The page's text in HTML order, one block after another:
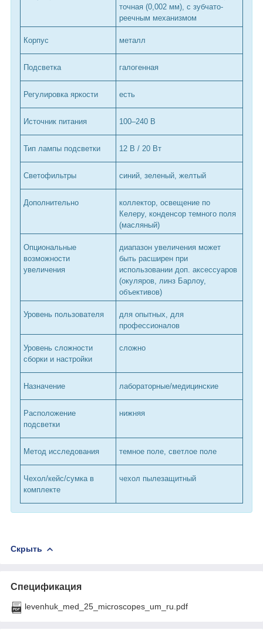
точная (0,002 мм), с зубчато-
реечным механизмом
Корпус металл
Подсветка галогенная
Регулировка яркости есть
Источник питания 100–240 В
Тип лампы подсветки 12 В / 20 Вт
Светофильтры синий, зеленый, желтый
Дополнительно
коллектор, освещение по
Келеру, конденсор темного поля
(масляный)
Опциональные
возможности
увеличения
диапазон увеличения может
быть расширен при
использовании доп. аксессуаров
(окуляров, линз Барлоу,
объективов)
Уровень пользователя
для опытных, для
профессионалов
Уровень сложности
сборки и настройки
сложно
Назначение лабораторные/медицинские
Расположение
подсветки
нижняя
Метод исследования темное поле, светлое поле
Чехол/кейс/сумка в
комплекте
чехол пылезащитный
Скрыть
Спецификация
levenhuk_med_25_microscopes_um_ru.pdf